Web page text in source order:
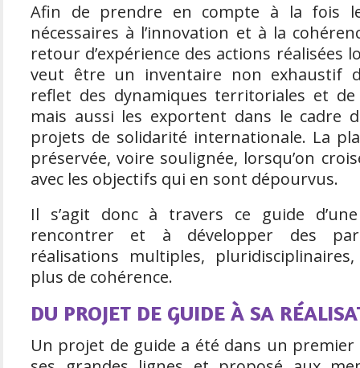
Afin de prendre en compte à la fois
nécessaires à l’innovation et à la
retour d’expérience des actions réalisées
veut être un inventaire non exhaustif
reflet des dynamiques territoriales et
mais aussi les exportent dans le cadre
projets de solidarité internationale. La
préservée, voire soulignée, lorsqu’on
avec les objectifs qui en sont dépourvus.
Il s’agit donc à travers ce guide
rencontrer et à développer des
réalisations multiples,
plus de cohérence.
DU PROJET DE GUIDE À SA
Un projet de guide a été dans un